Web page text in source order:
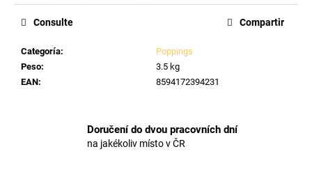
medida:
Categoría:
Poppings
Peso:
3.5 kg
EAN: 8594172394231
Consulte Compartir
Doručení do dvou pracovních dní
na jakékoliv místo v ČR